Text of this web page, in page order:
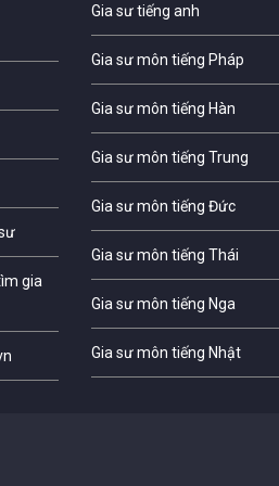
gia
Gia sư tiếng anh
Gia sư môn tiếng Pháp
Gia sư môn tiếng Hàn
Gia sư môn tiếng Trung
Gia sư môn tiếng Đức
Gia sư môn tiếng Thái
Gia sư môn tiếng Nga
Gia sư môn tiếng Nhật